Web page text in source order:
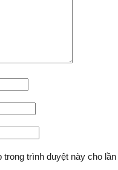
trong trình duyệt này cho lần